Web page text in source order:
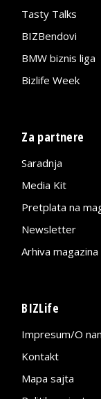
Tasty Talks
BIZBendovi
BMW biznis liga
Bizlife Week
Za partnere
Saradnja
Media Kit
Pretplata na
Newsletter
Arhiva magazina
BIZLife
Impresum/O
Kontakt
Mapa sajta